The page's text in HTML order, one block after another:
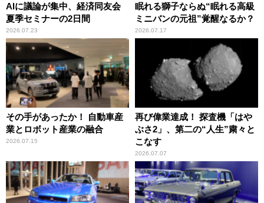
AIに議論が集中、経済同友会
夏季セミナーの2日間
2026.07.23
眠れる獅子ならぬ“眠れる高級
ミニバンの元祖”覚醒なるか？
2026.07.17
その手があったか！ 自動車産
業とロボット産業の融合
2026.07.15
再び偉業達成！ 探査機「はや
ぶさ2」、第二の“人生”粛々と
こなす
2026.07.07